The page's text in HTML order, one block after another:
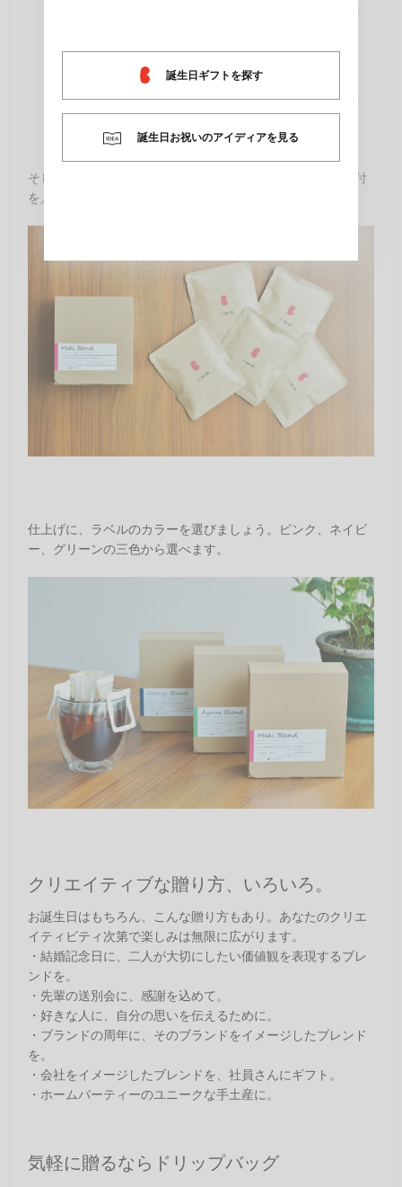
誕生日ギフトを探す
誕生日お祝いのアイディアを見る
そして、あの人の誕生日や記念日、またはギフトを贈る日付
を入力。ラベルと中の袋に印字されます。
仕上げに、ラベルのカラーを選びましょう。ピンク、ネイビ
ー、グリーンの三色から選べます。
クリエイティブな贈り方、いろいろ。
お誕生日はもちろん、こんな贈り方もあり。あなたのクリエ
イティビティ次第で楽しみは無限に広がります。
・結婚記念日に、二人が大切にしたい価値観を表現するブレ
ンドを。
・先輩の送別会に、感謝を込めて。
・好きな人に、自分の思いを伝えるために。
・ブランドの周年に、そのブランドをイメージしたブレンド
を。
・会社をイメージしたブレンドを、社員さんにギフト。
・ホームパーティーのユニークな手土産に。
気軽に贈るならドリップバッグ